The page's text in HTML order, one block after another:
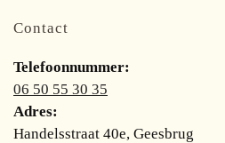
Contact
Telefoonnummer:
06 50 55 30 35
Adres:
Handelsstraat 40e, Geesbrug